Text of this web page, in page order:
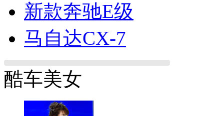
新款奔驰E级
马自达CX-7
酷车美女